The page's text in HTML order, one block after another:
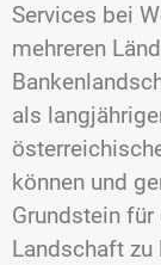
Services bei
mehreren
als
können und
Grundstein
Landschaft